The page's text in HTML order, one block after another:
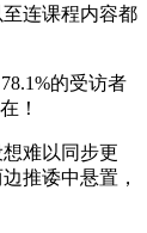
连课程内容都
的受访者
！
难以同步更
推诿中悬置，